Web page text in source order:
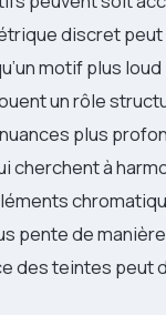
discret
motif plus
un rôle
plus
cherchent à
pente de
des teintes peut